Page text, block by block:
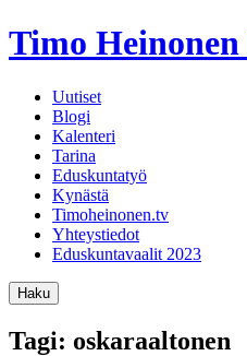
Timo Heinonen
Uutiset
Blogi
Kalenteri
Tarina
Eduskuntatyö
Kynästä
Timoheinonen.tv
Yhteystiedot
Eduskuntavaalit 2023
Haku
Tagi: oskaraaltonen